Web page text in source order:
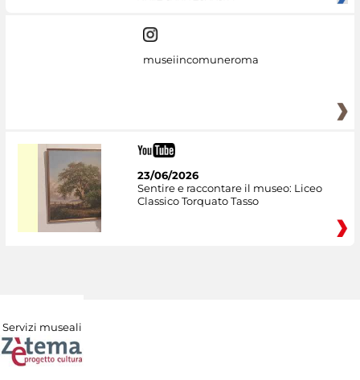
museiincomuneroma
23/06/2026
Sentire e raccontare il museo: Liceo
Classico Torquato Tasso
Servizi museali